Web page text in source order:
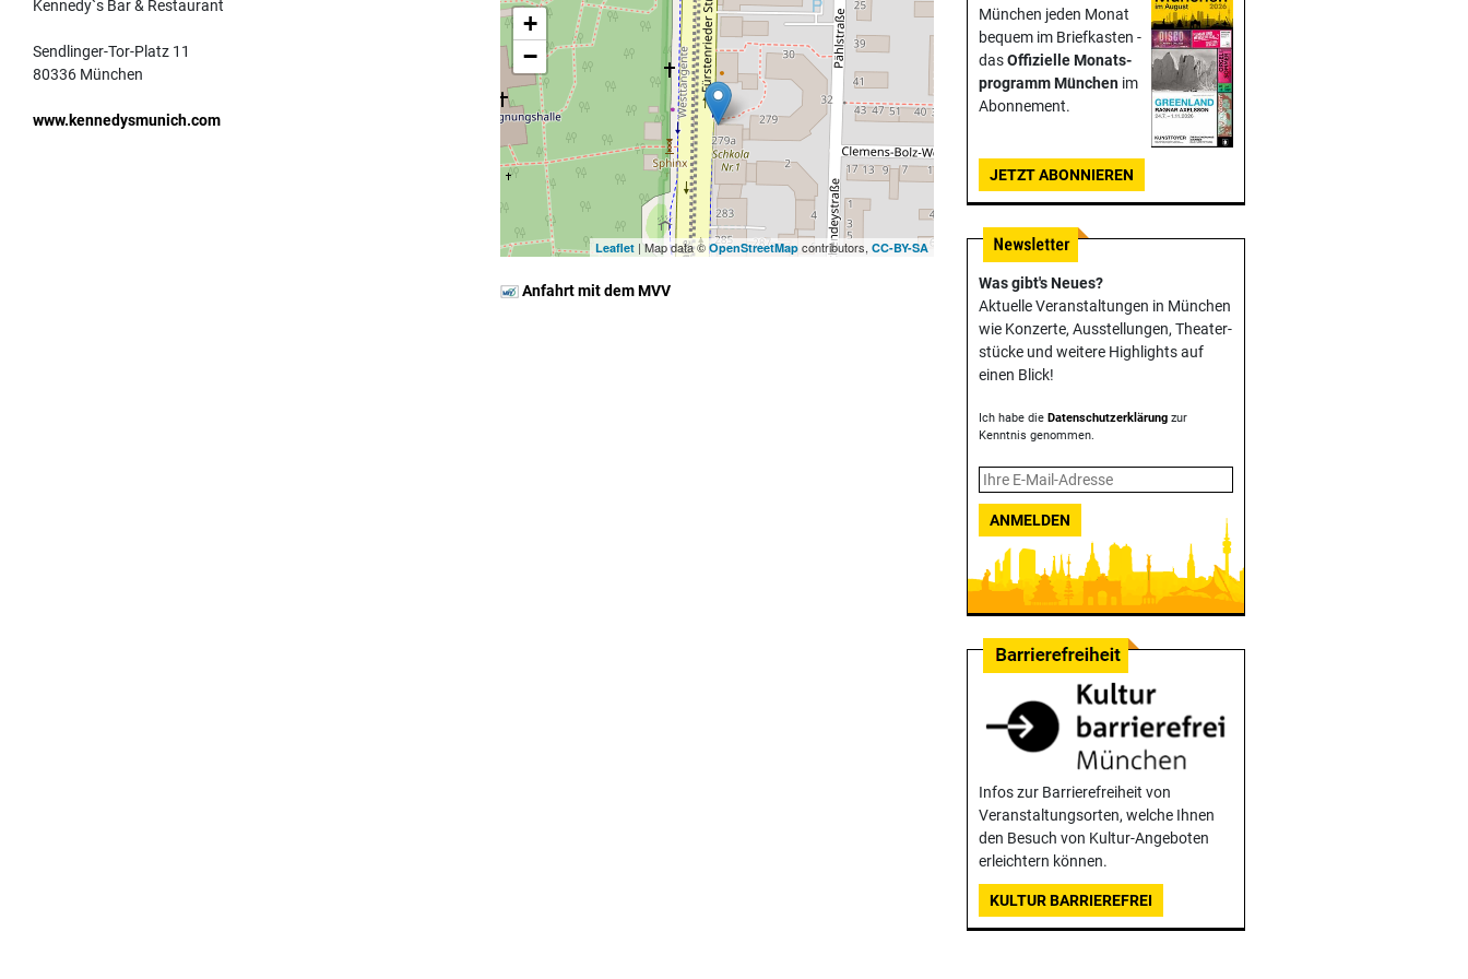
Kennedy`s Bar & Restaurant
Sendlinger-Tor-Platz 11
80336 München
www.kennedysmunich.com
+
−
Leaflet | Map data © OpenStreetMap contributors, CC-BY-SA
Anfahrt mit dem MVV
München jeden Monat
bequem im Briefkasten -
dasOffizielle Monats­
programm München im
Abonnement.
JETZT ABONNIEREN
Was gibt's Neues?
Aktuelle Veranstaltungen in München
wie Konzerte, Ausstellungen, Theater­
stücke und weitere Highlights auf
einen Blick!
Ich habe die Datenschutzerklärung zur
Kenntnis genommen.
ANMELDEN
Infos zur Barrierefreiheit von
Veranstaltungsorten, welche Ihnen
den Besuch von Kultur-Angeboten
erleichtern können.
KULTUR BARRIEREFREI